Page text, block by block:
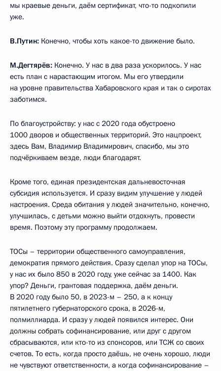
мы краевые деньги, даём сертификат, что-то подкопили
уже.
В.Путин: Конечно, чтобы хоть какое-то движение было.
М.Дегтярёв: Конечно. У нас в два раза ускорилось. У нас
есть план с нарастающим итогом. Мы его утвердили
на уровне правительства Хабаровского края и так о сиротах
заботимся.
По благоустройству: у нас с 2020 года обустроено
1000 дворов и общественных территорий. Это нацпроект,
здесь Вам, Владимир Владимирович, спасибо, мы это
подчёркиваем везде, люди благодарят.
Кроме того, единая президентская дальневосточная
субсидия используется. И сразу видим улучшение у людей
настроения. Среда обитания у людей значительно, конечно,
улучшилась, с детьми можно выйти отдохнуть, провести
время. Поэтому эту программу продолжаем.
ТОСы – территории общественного самоуправления,
демократия прямого действия. Сразу сделал упор на ТОСы,
у нас их было 850 в 2020 году, уже сейчас за 1400. Как
упор? Деньги, грантовая поддержка, даём деньги.
В 2020 году было 50, в 2023-м – 250, а к концу
пятилетнего губернаторского срока, в 2026-м,
полмиллиарда. И сразу у людей появился интерес. Они
должны собрать софинансирование, или друг с другом
сбрасываются, или кто-то из спонсоров, или ТСЖ со своих
счетов. То есть, когда просто даёшь, не очень хорошо, люди
не чувствуют ответственности, а когда софинансирование –